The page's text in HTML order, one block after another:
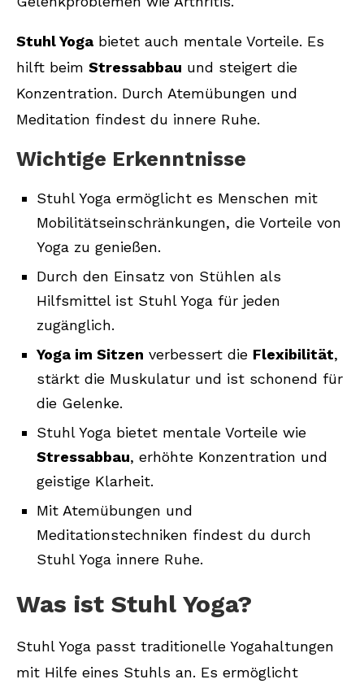
Übungen gibt es für Einsteiger?
Ist Stuhl-Yoga auch für ältere
Menschen geeignet?
Kann ich Stuhl-Yoga auch am
Arbeitsplatz praktizieren?
Welche Fehler sollte ich beim Yoga im
Wie kann ich erfolgreich Stuhl-Yoga
praktizieren?
Stuhl Yoga bietet auch mentale Vorteile. Es
hilft beim Stressabbau und steigert die
Konzentration. Durch Atemübungen und
Meditation findest du innere Ruhe.
Wichtige Erkenntnisse
Stuhl Yoga ermöglicht es Menschen mit
Mobilitätseinschränkungen, die Vorteile von
Yoga zu genießen.
Durch den Einsatz von Stühlen als
Hilfsmittel ist Stuhl Yoga für jeden
zugänglich.
Yoga im Sitzen verbessert die Flexibilität,
stärkt die Muskulatur und ist schonend für
die Gelenke.
Stuhl Yoga bietet mentale Vorteile wie
Stressabbau, erhöhte Konzentration und
geistige Klarheit.
Mit Atemübungen und
Meditationstechniken findest du durch
Stuhl Yoga innere Ruhe.
Was ist Stuhl Yoga?
Stuhl Yoga passt traditionelle Yogahaltungen
mit Hilfe eines Stuhls an. Es ermöglicht